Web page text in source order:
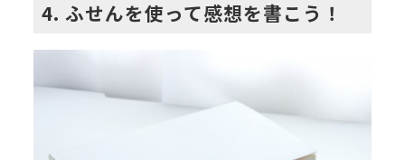
4. ふせんを使って感想を書こう！